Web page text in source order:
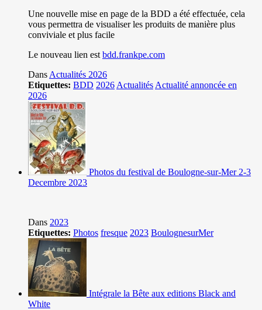
Une nouvelle mise en page de la BDD a été effectuée, cela
vous permettra de visualiser les produits de manière plus
conviviale et plus facile
Le nouveau lien estbdd.frankpe.com
DansActualités 2026
Etiquettes: BDD 2026ActualitésActualité annoncée en
2026
Photos du festival de Boulogne-sur-Mer 2-3
Decembre 2023
Dans 2023
Etiquettes: Photos fresque 2023 BoulognesurMer
Intégrale la Bête aux editions Black and
White